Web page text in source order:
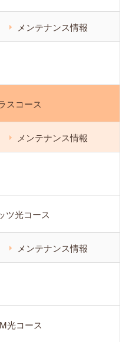
メンテナンス情報
スコース
メンテナンス情報
ツ光コース
メンテナンス情報
光コース